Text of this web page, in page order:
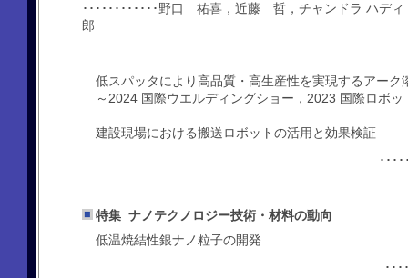
････････････野口 祐喜，近藤 哲，チャンドラ ハ
郎
低スパッタにより高品質・高生産性を実現するアーク
～2024 国際ウエルディングショー，2023 国際ロボ
建設現場における搬送ロボットの活用と効果検証
･･･
特集 ナノテクノロジー技術・材料の動向
低温焼結性銀ナノ粒子の開発
･･